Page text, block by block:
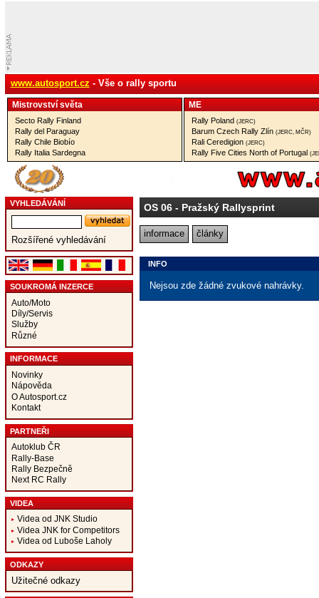
www.autosport.cz - Vše o rally sportu
Mistrovství­ světa
Secto Rally Finland
Rally del Paraguay
Rally Chile Biobío
Rally Italia Sardegna
ME
Rally Poland (JERC)
Barum Czech Rally Zlín (JERC, MČR)
Rali Ceredigion (JERC)
Rally Five Cities North of Portugal
VYHLEDÁVÁNÍ
Rozšířené vyhledávání
SOUKROMÁ INZERCE
Auto/Moto
Díly/Servis
Služby
Různé
INFORMACE
Novinky
Nápověda
O Autosport.cz
Kontakt
PARTNEŘI
Autoklub ČR
Rally-Base
Rally Bezpečně
Next RC Rally
VIDEA
Videa od JNK Studio
Videa JNK for Competitors
Videa od Luboše Laholy
ODKAZY
Užitečné odkazy
OS 06- Pražský Rallysprint
informace články
INFO
Nejsou zde žádné zvukové nahrávky.